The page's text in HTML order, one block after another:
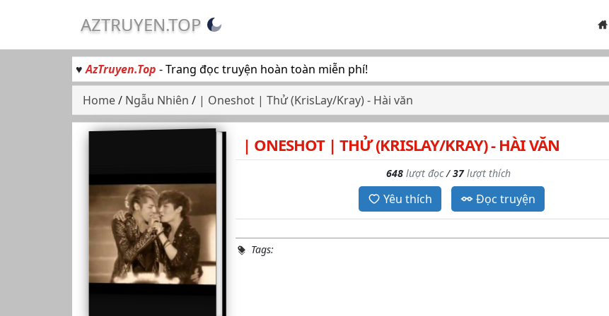
AZTRUYEN.TOP
♥AzTruyen.Top - Trang đọc truyện hoàn toàn miễn phí!
Home/ Ngẫu Nhiên / | Oneshot | Thử (KrisLay/Kray) - Hài văn
| ONESHOT | THỬ (KRISLAY/KRAY) - HÀI VĂN
648 lượt đọc/37 lượt thích
Yêu thích Đọc truyện
Tags: